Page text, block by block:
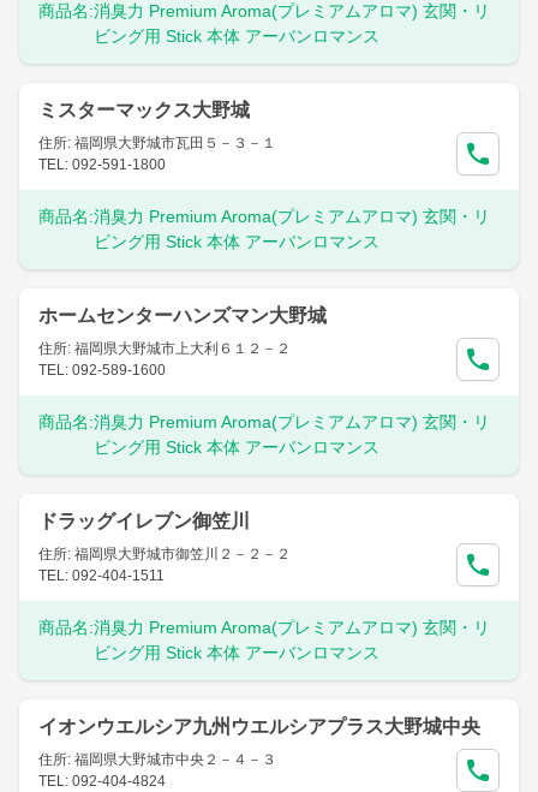
商品名:消臭力 Premium Aroma(プレミアムアロマ) 玄関・リ
ビング用 Stick 本体 アーバンロマンス
ミスターマックス大野城
住所: 福岡県大野城市瓦田５－３－１
TEL: 092-591-1800
商品名:消臭力 Premium Aroma(プレミアムアロマ) 玄関・リ
ビング用 Stick 本体 アーバンロマンス
ホームセンターハンズマン大野城
住所: 福岡県大野城市上大利６１２－２
TEL: 092-589-1600
商品名:消臭力 Premium Aroma(プレミアムアロマ) 玄関・リ
ビング用 Stick 本体 アーバンロマンス
ドラッグイレブン御笠川
住所: 福岡県大野城市御笠川２－２－２
TEL: 092-404-1511
商品名:消臭力 Premium Aroma(プレミアムアロマ) 玄関・リ
ビング用 Stick 本体 アーバンロマンス
イオンウエルシア九州ウエルシアプラス大野城中央
住所: 福岡県大野城市中央２－４－３
TEL: 092-404-4824